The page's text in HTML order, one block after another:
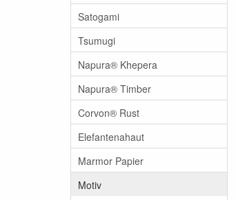
Satogami
Tsumugi
Napura® Khepera
Napura® Timber
Corvon® Rust
Elefantenahaut
Marmor Papier
Motiv